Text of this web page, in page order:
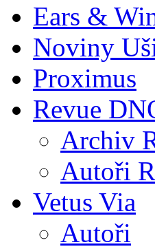
Ears &
Noviny
Proximus
Revue
Archiv
Autoři
Vetus Via
Autoři